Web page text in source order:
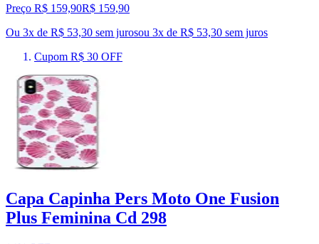
Preço R$ 159,90R$ 159,90
Ou 3x de R$ 53,30 sem jurosou 3x de R$ 53,30 sem juros
Cupom R$ 30 OFF
Capa Capinha Pers Moto One Fusion
Plus Feminina Cd 298